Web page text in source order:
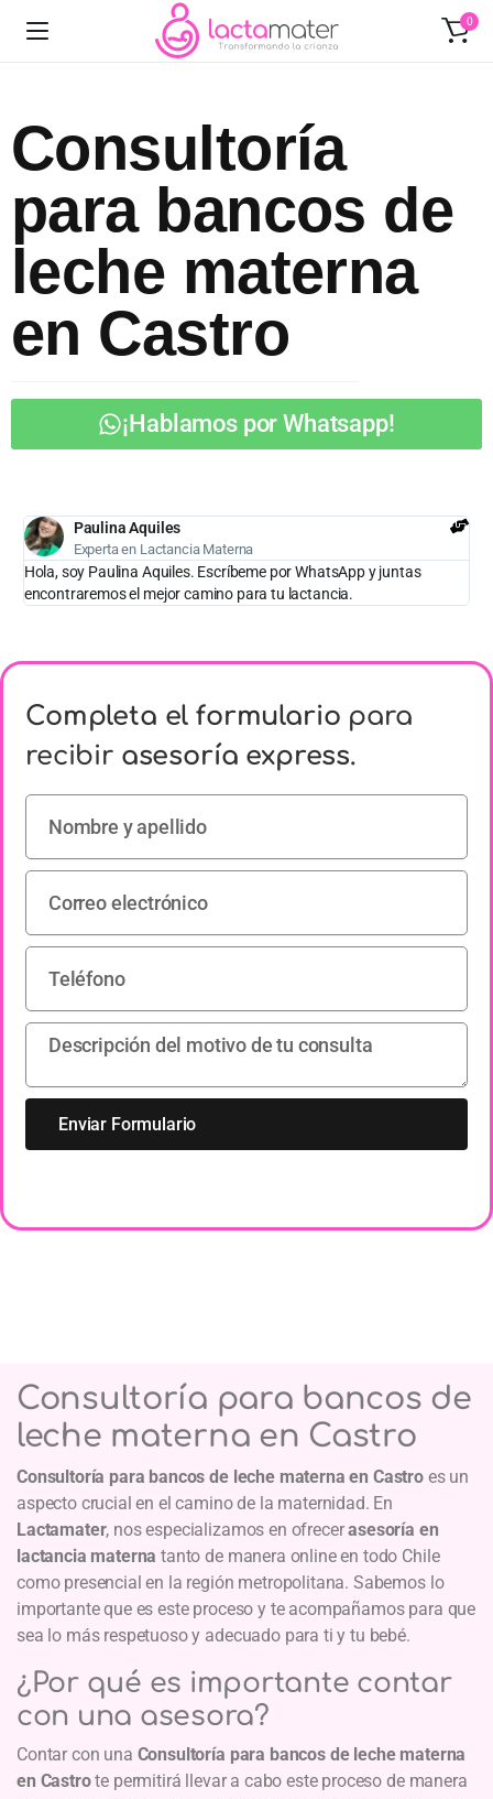
0
Consultoría
para bancos de
leche materna
en Castro
¡Hablamos por Whatsapp!
Paulina Aquiles
Experta en Lactancia Materna
Hola, soy Paulina Aquiles. Escríbeme por WhatsApp y juntas
encontraremos el mejor camino para tu lactancia.
Completa el formulario para
recibir asesoría express.
Enviar Formulario
Consultoría para bancos de
leche materna en Castro
Consultoría para bancos de leche materna en Castro es un
aspecto crucial en el camino de la maternidad. En
Lactamater, nos especializamos en ofrecerasesoría en
lactancia materna tanto de manera online en todo Chile
como presencial en la región metropolitana. Sabemos lo
importante que es este proceso y te acompañamos para que
sea lo más respetuoso y adecuado para ti y tu bebé.
¿Por qué es importante contar
con una asesora?
Contar con una Consultoría para bancos de leche materna
en Castrote permitirá llevar a cabo este proceso de manera